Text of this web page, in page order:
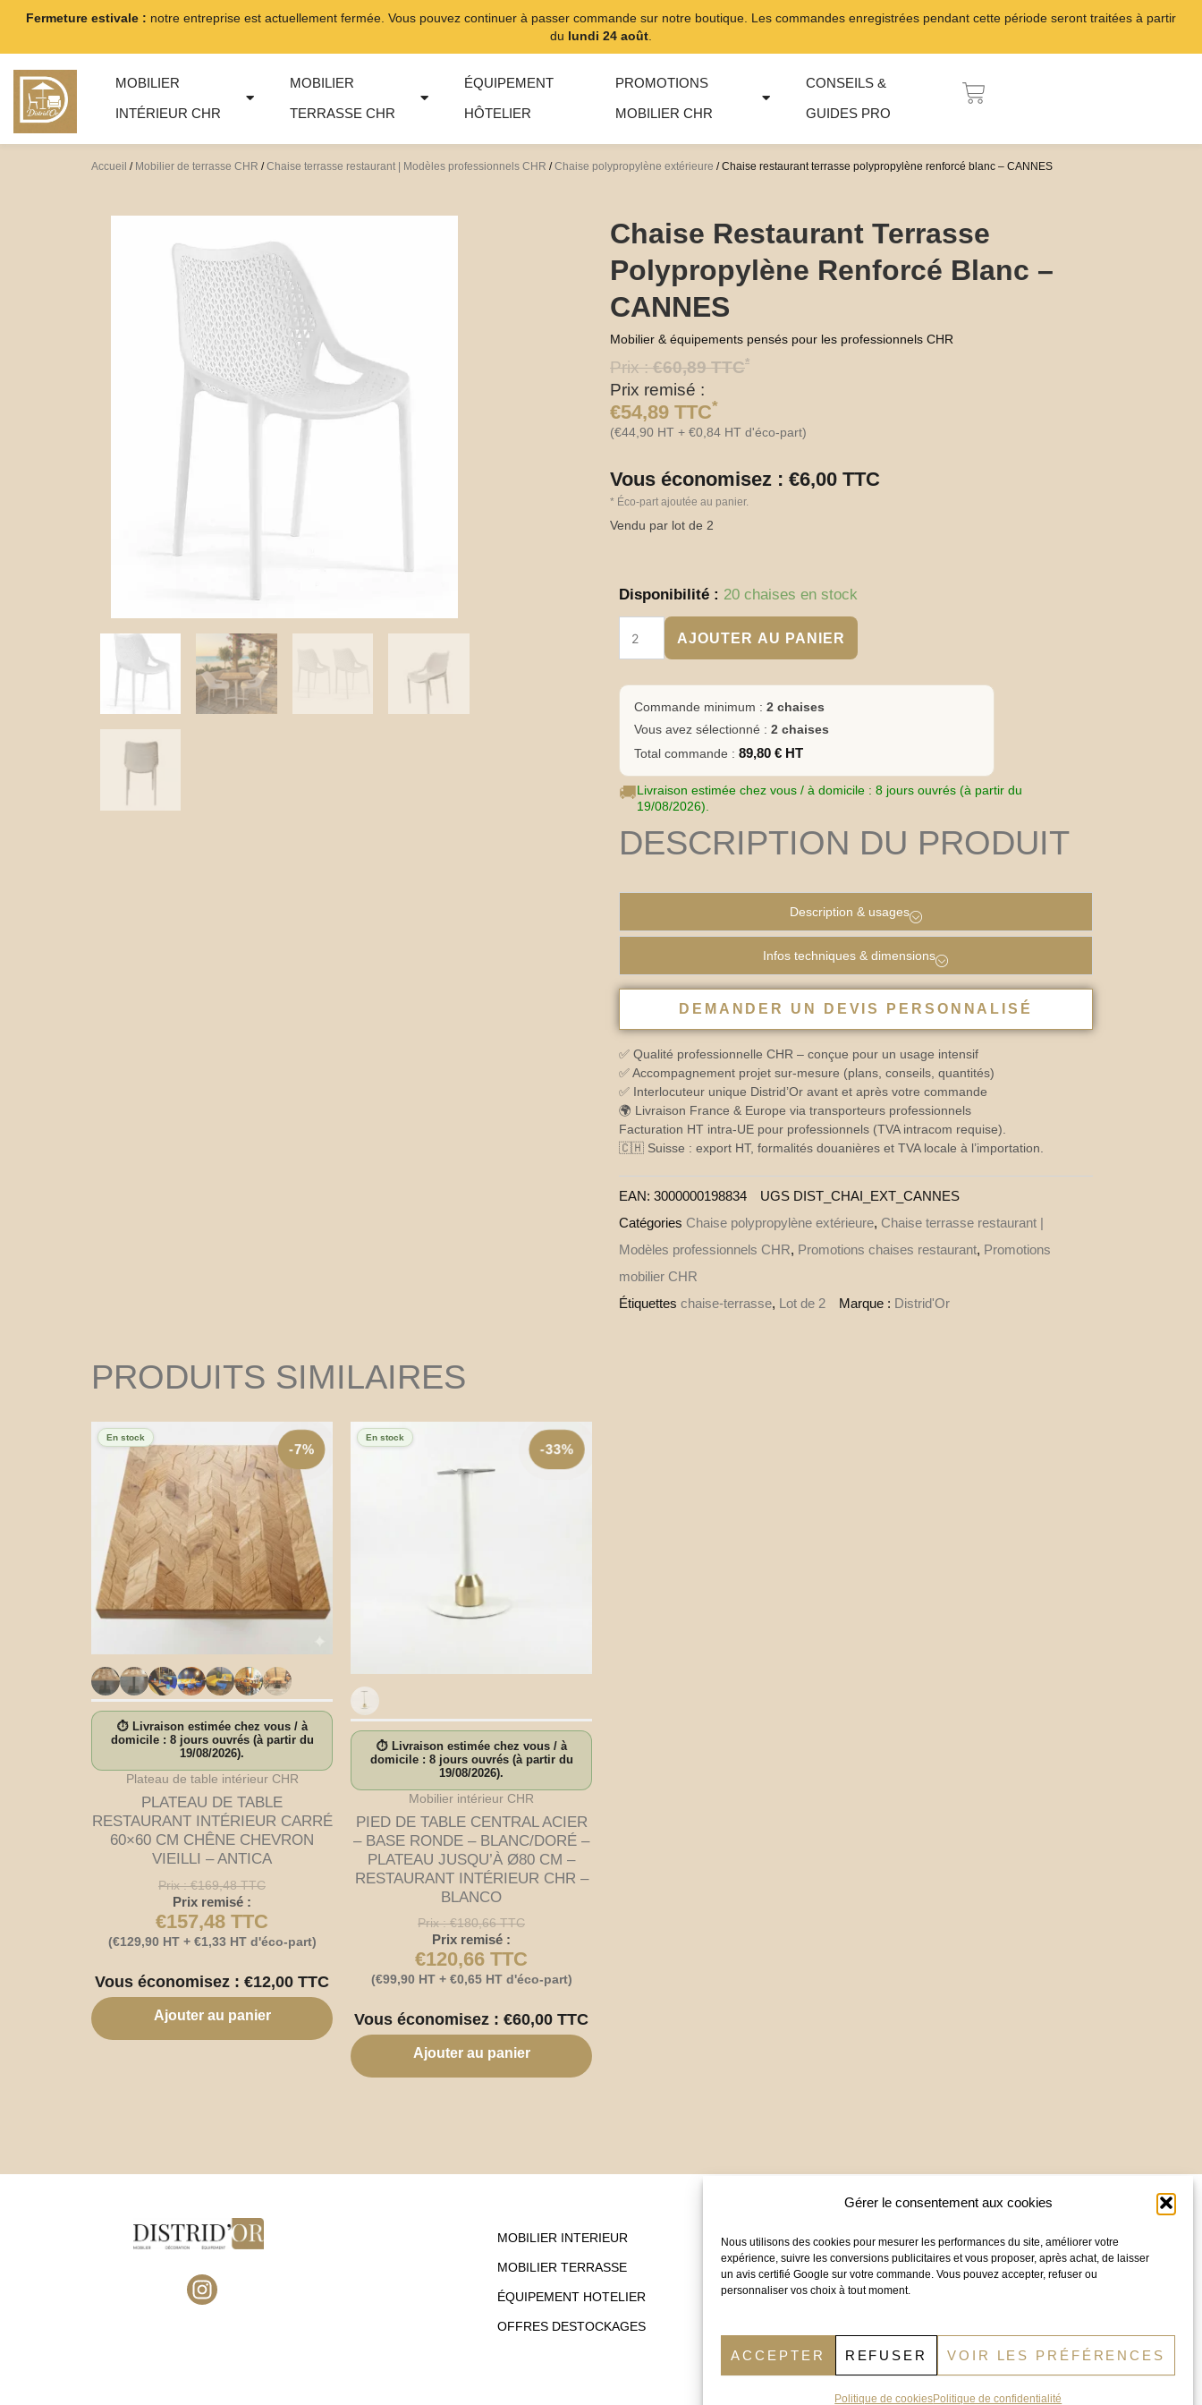
Gérer le consentement aux cookies
Nous utilisons des cookies pour mesurer les performances du site, améliorer votre
expérience, suivre les conversions publicitaires et vous proposer, après achat, de laisser
un avis certifié Google sur votre commande. Vous pouvez accepter, refuser ou
personnaliser vos choix à tout moment.
ACCEPTER REFUSER VOIR LES PRÉFÉRENCES
Politique de cookiesPolitique de confidentialité
Fermeture estivale : notre entreprise est actuellement fermée. Vous pouvez continuer à passer commande sur notre boutique. Les commandes enregistrées pendant cette période seront traitées à partir
du lundi 24 août
Aller
contenu
MOBILIER
INTÉRIEUR CHR
MOBILIER
TERRASSE CHR
ÉQUIPEMENT
HÔTELIER
PROMOTIONS
MOBILIER CHR
CONSEILS &
GUIDES PRO
PANIER
Accueil / Mobilier de terrasse CHR /Chaise terrasse restaurant | Modèles professionnels CHR /Chaise polypropylène extérieure / Chaise restaurant terrasse polypropylène renforcé blanc – CANNES
Chaise Restaurant Terrasse
Polypropylène Renforcé Blanc –
CANNES
Mobilier & équipements pensés pour les professionnels CHR
Prix :€60,89TTC*
Prix remisé :
€54,89 TTC*
(€44,90 HT + €0,84 HT d'éco-part)
Vous économisez : €6,00 TTC
* Éco-part ajoutée au panier.
Vendu par lot de 2
Disponibilité : 20 chaises en stock
quantité
restaurant
terrasse
renforcé
blanc
CANNES
AJOUTER AU PANIER
Commande minimum : 2 chaises
Vous avez sélectionné : 2 chaises
Total commande : 89,80 € HT
🚚Livraison estimée chez vous / à domicile : 8 jours ouvrés (à partir du
19/08/2026).
DESCRIPTION DU PRODUIT
Description & usages
Infos techniques & dimensions
DEMANDER UN DEVIS PERSONNALISÉ
✅ Qualité professionnelle CHR – conçue pour un usage intensif
✅ Accompagnement projet sur-mesure (plans, conseils, quantités)
✅ Interlocuteur unique Distrid’Or avant et après votre commande
🌍 Livraison France & Europe via transporteurs professionnels
Facturation HT intra-UE pour professionnels (TVA intracom requise).
🇨🇭 Suisse : export HT, formalités douanières et TVA locale à l’importation.
EAN: 3000000198834 UGS DIST_CHAI_EXT_CANNES
Catégories Chaise polypropylène extérieure, Chaise terrasse restaurant |
Modèles professionnels CHR, Promotions chaises restaurant, Promotions
mobilier CHR
Étiquettes chaise-terrasse, Lot de 2 Marque : Distrid'Or
PRODUITS SIMILAIRES
-7%
⏱ Livraison estimée chez vous / à
domicile : 8 jours ouvrés (à partir du
19/08/2026).
En stock
Plateau de table intérieur CHR
PLATEAU DE TABLE
RESTAURANT INTÉRIEUR CARRÉ
60×60 CM CHÊNE CHEVRON
VIEILLI – ANTICA
Prix :€169,48TTC
Prix remisé :
€157,48 TTC
(€129,90HT + €1,33HT d'éco-part)
Vous économisez : €12,00 TTC
Ajouter au panier
-33%
⏱ Livraison estimée chez vous / à
domicile : 8 jours ouvrés (à partir du
19/08/2026).
En stock
Mobilier intérieur CHR
PIED DE TABLE CENTRAL ACIER
– BASE RONDE – BLANC/DORÉ –
PLATEAU JUSQU’À Ø80 CM –
RESTAURANT INTÉRIEUR CHR –
BLANCO
Prix :€180,66TTC
Prix remisé :
€120,66 TTC
(€99,90HT + €0,65HT d'éco-part)
Vous économisez : €60,00 TTC
Ajouter au panier
I
n
MOBILIER INTERIEUR
MOBILIER TERRASSE
ÉQUIPEMENT HOTELIER
OFFRES DESTOCKAGES
Nous contacter :
service commercial au09.83.07.96.34
Entrepôt (visite sur RDV uniquement) :
110 Rue du Companet
69140 Rillieux-la-Pape